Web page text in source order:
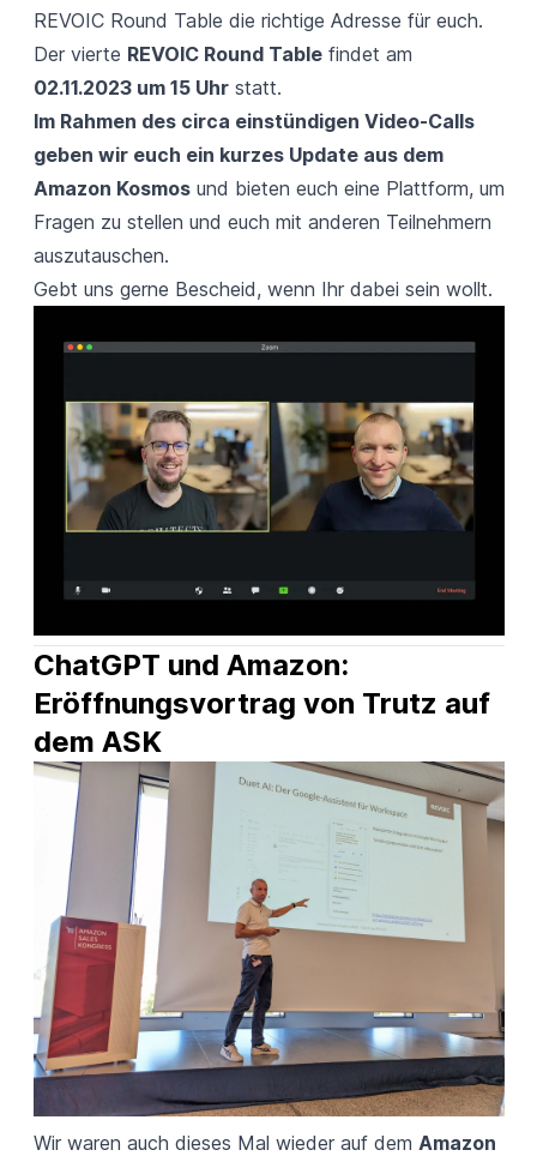
REVOIC Round Table die richtige Adresse für euch.
Der vierte REVOIC Round Tablefindet am
02.11.2023 um 15 Uhrstatt.
Im Rahmen des circa einstündigen Video-Calls
geben wir euch ein kurzes Update aus dem
Amazon Kosmosund bieten euch eine Plattform, um
Fragen zu stellen und euch mit anderen Teilnehmern
auszutauschen.
Gebt uns gerne Bescheid, wenn Ihr dabei sein wollt.
ChatGPT und Amazon:
Eröffnungsvortrag von Trutz auf
dem ASK
Wir waren auch dieses Mal wieder auf dem Amazon